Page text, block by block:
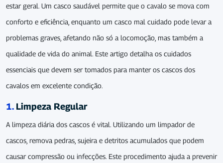
estar geral. Um casco saudável permite que o cavalo se mova com
conforto e eficiência, enquanto um casco mal cuidado pode levar a
problemas graves, afetando não só a locomoção, mas também a
qualidade de vida do animal. Este artigo detalha os cuidados
essenciais que devem ser tomados para manter os cascos dos
cavalos em excelente condição.
1. Limpeza Regular
A limpeza diária dos cascos é vital. Utilizando um limpador de
cascos, remova pedras, sujeira e detritos acumulados que podem
causar compressão ou infecções. Este procedimento ajuda a prevenir